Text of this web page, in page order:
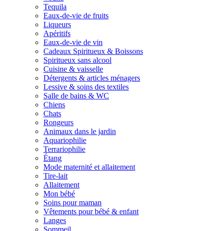
Tequila
Eaux-de-vie de fruits
Liqueurs
Apéritifs
Eaux-de-vie de vin
Cadeaux Spiritueux & Boissons
Spiritueux sans alcool
Cuisine & vaisselle
Détergents & articles ménagers
Lessive & soins des textiles
Salle de bains & WC
Chiens
Chats
Rongeurs
Animaux dans le jardin
Aquariophilie
Terrariophilie
Étang
Mode maternité et allaitement
Tire-lait
Allaitement
Mon bébé
Soins pour maman
Vêtements pour bébé & enfant
Langes
Sommeil